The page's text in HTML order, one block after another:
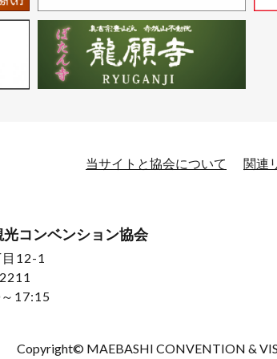
当サイトと協会について 関連
コンベンション協会
12-1
17:15
Copyright© MAEBASHI CONVENTION &